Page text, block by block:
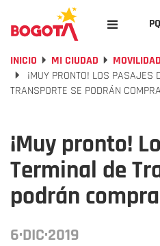
INICIO MI CIUDAD
MOVILIDAD
¡MUY PRONTO! LOS PASAJES
TRANSPORTE SE PODRÁN
¡Muy pronto!
Terminal de
podrán
6·DIC·2019